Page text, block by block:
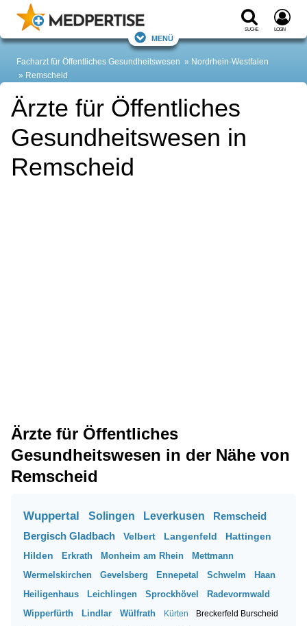
Suche Login
Menü
Facharzt für Öffentliches Gesundheitswesen
Nordrhein-Westfalen
Remscheid
Ärzte für Öffentliches
Gesundheitswesen in
Remscheid
Ärzte für Öffentliches
Gesundheitswesen in der Nähe von
Remscheid
Wuppertal Solingen Leverkusen
Remscheid
Bergisch Gladbach
Velbert Langenfeld
Hattingen
Hilden
Erkrath Monheim am Rhein
Mettmann
Wermelskirchen
Gevelsberg Ennepetal Schwelm
Haan
Heiligenhaus
Leichlingen Sprockhövel
Radevormwald
Wipperfürth
Lindlar Wülfrath Kürten Breckerfeld Burscheid